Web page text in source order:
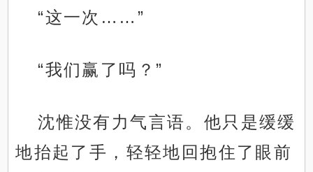
“这一次……”
“我们赢了吗？”
沈惟没有力气言语。他只是缓缓
地抬起了手，轻轻地回抱住了眼前